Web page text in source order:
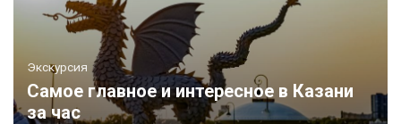
Экскурсия
Самое главное и интересное в Казани
за час